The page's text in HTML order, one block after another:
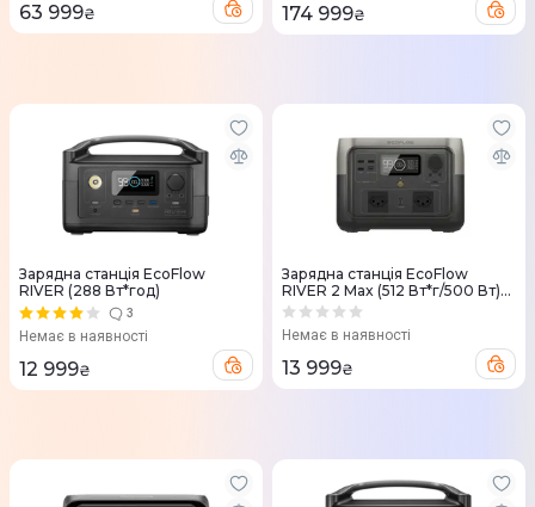
63 999₴ 174 999₴
Зарядна станцiя EcoFlow
RIVER (288 Вт*год)
3
Немає в наявності
12 999₴
Зарядна станцiя EcoFlow
RIVER 2 Max (512 Вт*г/500 Вт)
Швейцарська версія
Немає в наявності
13 999₴